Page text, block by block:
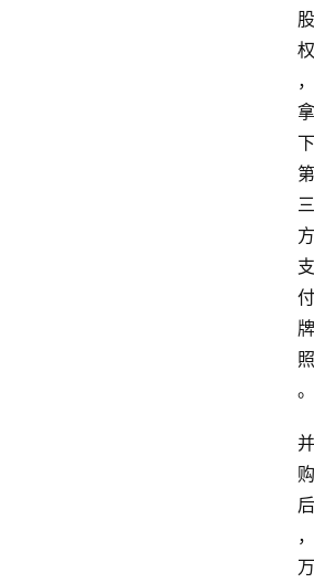
股
权
，
拿
下
第
三
方
支
付
牌
照
。
并
购
后
，
万